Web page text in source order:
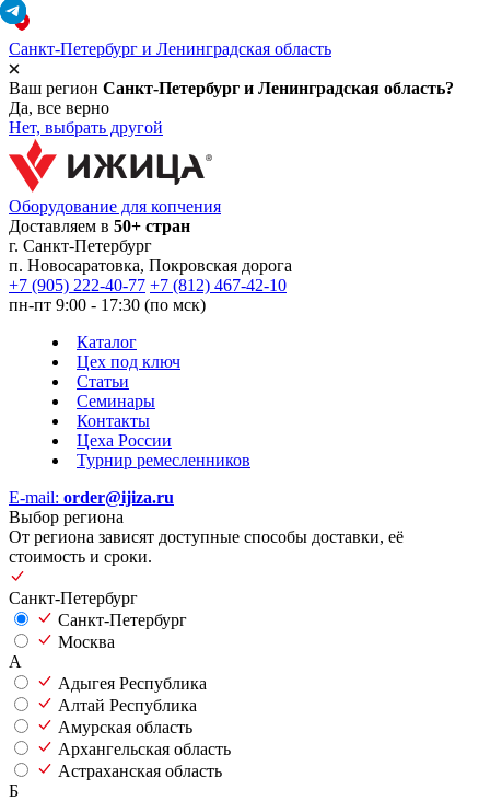
Санкт-Петербург и Ленинградская область
Ваш регион Санкт-Петербург и Ленинградская область?
Да, все верно
Нет, выбрать другой
Оборудование для копчения
Доставляем в 50+ стран
г. Санкт-Петербург
п. Новосаратовка, Покровская дорога
+7 (905) 222-40-77 +7 (812) 467-42-10
пн-пт 9:00 - 17:30 (по мск)
Каталог
Цех под ключ
Статьи
Семинары
Контакты
Цеха России
Турнир ремесленников
E-mail: order@ijiza.ru
Выбор региона
От региона зависят доступные способы доставки, её
стоимость и сроки.
Санкт-Петербург
Санкт-Петербург
Москва
А
Адыгея Республика
Алтай Республика
Амурская область
Архангельская область
Астраханская область
Б